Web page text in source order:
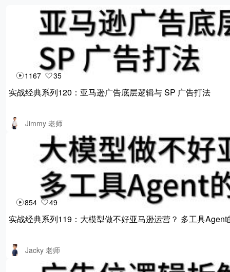
1167 35
实战经典系列120：亚马逊广告底层逻辑与 SP 广告打法
Jimmy 老师
854 49
实战经典系列119：大模型做不好亚马逊运营？ 多工具
Jacky 老师